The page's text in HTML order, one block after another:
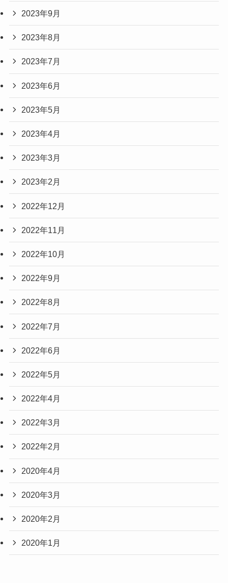
2023年9月
2023年8月
2023年7月
2023年6月
2023年5月
2023年4月
2023年3月
2023年2月
2022年12月
2022年11月
2022年10月
2022年9月
2022年8月
2022年7月
2022年6月
2022年5月
2022年4月
2022年3月
2022年2月
2020年4月
2020年3月
2020年2月
2020年1月